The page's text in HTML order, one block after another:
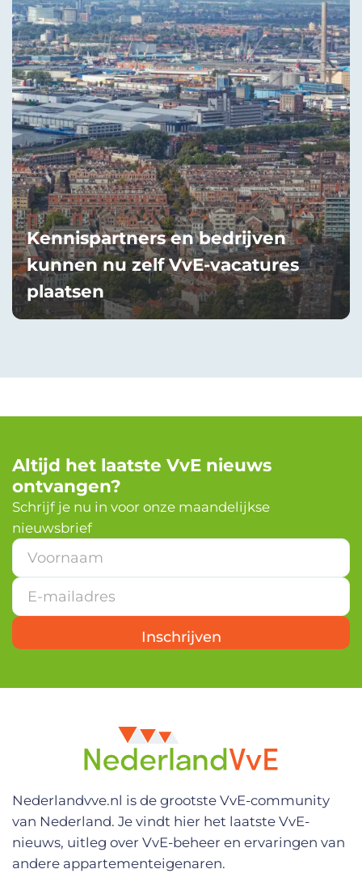
Kennispartners en bedrijven
kunnen nu zelf VvE-vacatures
plaatsen
Altijd het laatste VvE nieuws
ontvangen?
Schrijf je nu in voor onze maandelijkse
nieuwsbrief
*
-
a
i
l
a
r
n
a
a
m
Inschrijven
Nederlandvve.nl is de grootste VvE-community
van Nederland. Je vindt hier het laatste VvE-
nieuws, uitleg over VvE-beheer en ervaringen van
andere appartementeigenaren.